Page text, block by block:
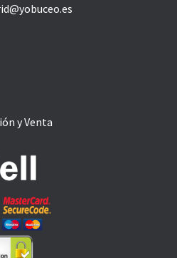
y Venta